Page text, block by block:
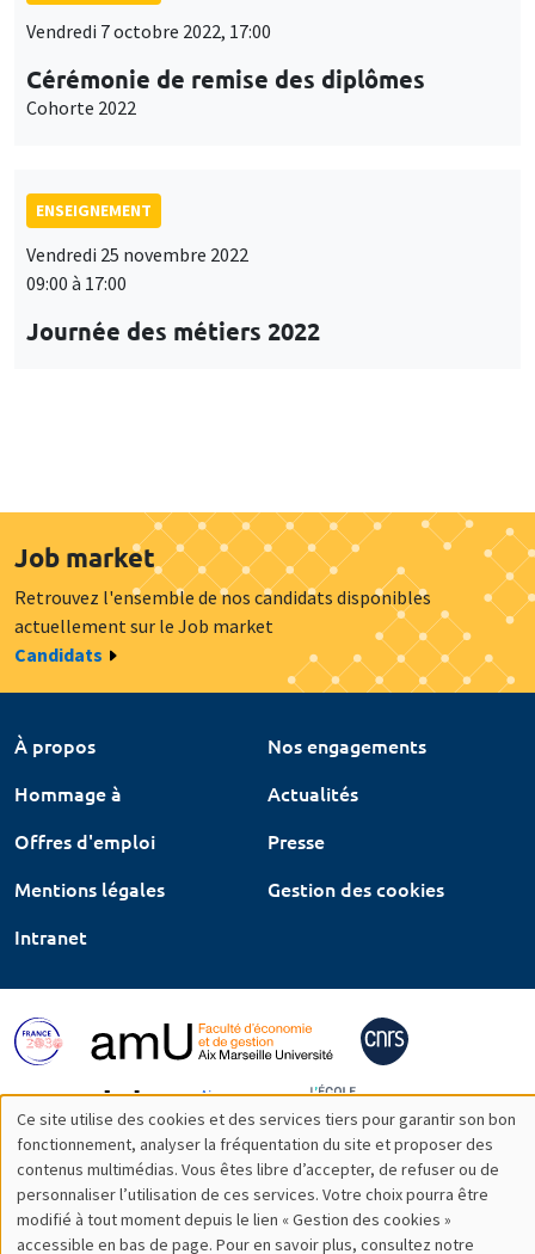
Vendredi 7 octobre 2022, 17:00
Cérémonie de remise des diplômes
Cohorte 2022
ENSEIGNEMENT
Vendredi 25 novembre 2022
09:00 à 17:00
Journée des métiers 2022
Job market
Retrouvez l'ensemble de nos candidats disponibles
actuellement sur le Job market
Candidats
À propos
Nos engagements
Hommage à
Actualités
Offres d'emploi
Presse
Mentions légales
Gestion des cookies
Intranet
Utilisation
des
données
Ce site utilise des cookies et des services tiers pour garantir son bon
fonctionnement, analyser la fréquentation du site et proposer des
contenus multimédias. Vous êtes libre d’accepter, de refuser ou de
personnaliser l’utilisation de ces services. Votre choix pourra être
modifié à tout moment depuis le lien « Gestion des cookies »
accessible en bas de page. Pour en savoir plus, consultez notre